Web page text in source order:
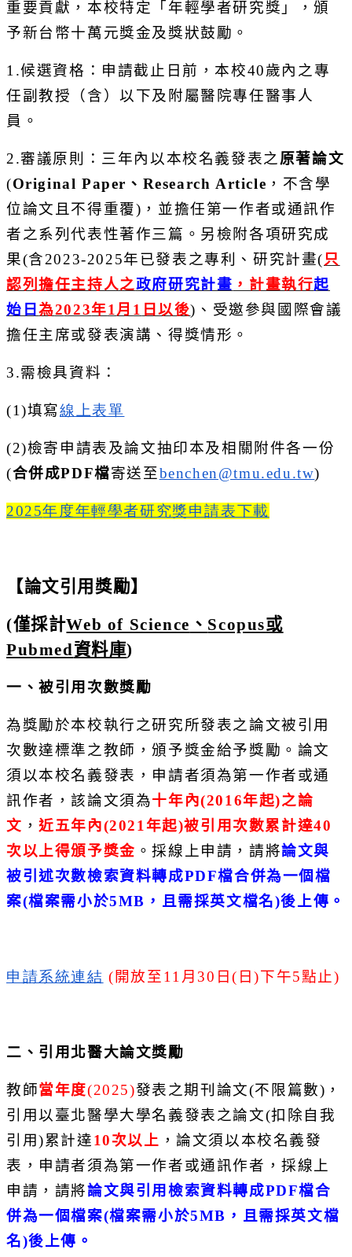
重要貢獻，本校特定「年輕學者研究獎」，頒
予新台幣十萬元獎金及獎狀鼓勵。
1.候選資格：申請截止日前，本校40歲內之專
任副教授（含）以下及附屬醫院專任醫事人
員。
2.審議原則：三年內以本校名義發表之 原著論文
(Original Paper 、 Research Article ， 不含學
位論文且不得重覆) ， 並擔任第一作者或通訊作
者之系列代表性著作三篇。 另檢附各項研究成
果(含2023-2025年已發表之專利、研究計畫( 只
認列擔任主持人之政府研究計畫 ，計畫執行起
始日為2023年1 月 1 日以後) 、受邀參與國際會議
擔任主席或發表演講、得獎情形。
3.需檢具資料：
(1)填寫線上表單
(2)檢寄申請表及論文抽印本及相關附件各一份
(合併成PDF檔寄送至benchen@tmu.edu.tw)
2025年度年輕學者研究獎申請表下載
【論文引用獎勵】
(僅採計Web of Science 、 Scopus或
Pubmed資料庫)
一、被引用次數獎勵
為獎勵於本校執行之研究所發表之論文被引用
次數達標準之教師，頒予獎金給予獎勵。論文
須以本校名義發表， 申請者須為第一作者或通
訊作者，該論文須為十年內(2016年起)之論
文 ，近五年內(2021 年起)被引用次數累計達40
次以上得頒予獎金 。採線上申請，請將論文與
被引述次數檢索資料轉成PDF檔合併為一個檔
案(檔案需小於5MB ，且需採英文檔名)後上傳 。
申請系統連結 ( 開放至 11 月 30 日( 日)下午5點止)
二、引用北醫大論文獎勵
教師當年度(2025)發表之期刊論文(不限篇數)，
引用以臺北醫學大學名義發表之論文(扣除自我
引用)累計達10次以上 ，論文須以本校名義發
表，申請者須為第一作者或通訊作者，採線上
申請，請將論文與引用檢索資料轉成PDF檔合
併為一個檔案(檔案需小於5MB ，且需採英文檔
名)後上傳。